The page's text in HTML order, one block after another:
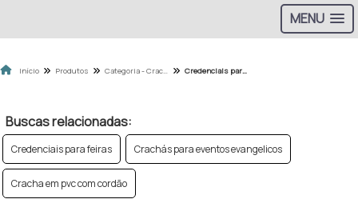
MENU
Início Produtos Categoria - Crachás e Credenciais Credenciais para feiras
Buscas relacionadas:
Credenciais para feiras Crachás para eventos evangelicos
Cracha em pvc com cordão